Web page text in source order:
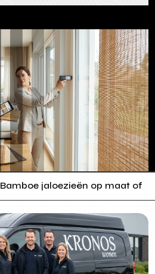
Bamboe jaloezieën op maat